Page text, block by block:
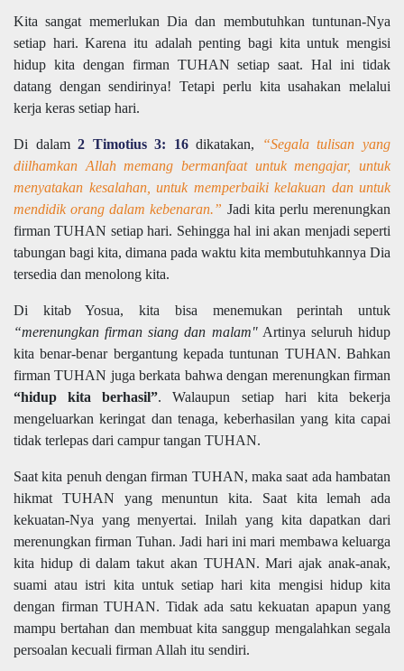
Kita sangat memerlukan Dia dan membutuhkan tuntunan-Nya
setiap hari. Karena itu adalah penting bagi kita untuk mengisi
hidup kita dengan firman TUHAN setiap saat. Hal ini tidak
datang dengan sendirinya! Tetapi perlu kita usahakan melalui
kerja keras setiap hari.
Di dalam2 Timotius 3: 16dikatakan,
“Segala tulisan yang
diilhamkan Allah memang bermanfaat untuk mengajar, untuk
menyatakan kesalahan, untuk memperbaiki kelakuan dan untuk
mendidik orang dalam kebenaran.” Jadi kita perlu merenungkan
firman TUHAN setiap hari. Sehingga hal ini akan menjadi seperti
tabungan bagi kita, dimana pada waktu kita membutuhkannya Dia
tersedia dan menolong kita.
Di kitab Yosua, kita bisa menemukan perintah untuk
“merenungkan firman siang dan malam"Artinya seluruh hidup
kita benar-benar bergantung kepada tuntunan TUHAN. Bahkan
firman TUHAN juga berkata bahwa dengan merenungkan firman
“hidup kita berhasil”. Walaupun setiap hari kita bekerja
mengeluarkan keringat dan tenaga, keberhasilan yang kita capai
tidak terlepas dari campur tangan TUHAN.
Saat kita penuh dengan firman TUHAN, maka saat ada hambatan
hikmat TUHAN yang menuntun kita. Saat kita lemah ada
kekuatan-Nya yang menyertai. Inilah yang kita dapatkan dari
merenungkan firman Tuhan. Jadi hari ini mari membawa keluarga
kita hidup di dalam takut akan TUHAN. Mari ajak anak-anak,
suami atau istri kita untuk setiap hari kita mengisi hidup kita
dengan firman TUHAN. Tidak ada satu kekuatan apapun yang
mampu bertahan dan membuat kita sanggup mengalahkan segala
persoalan kecuali firman Allah itu sendiri.